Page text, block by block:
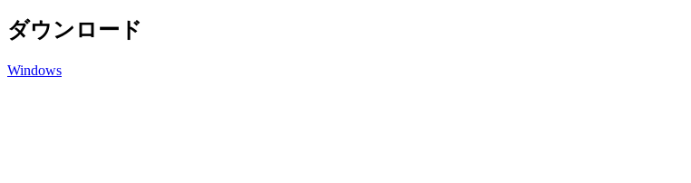
ダウンロード
Windows